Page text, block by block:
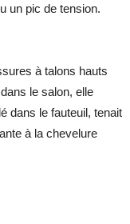
un pic de tension.
à talons hauts
le salon, elle
dans le fauteuil, tenait
à la chevelure